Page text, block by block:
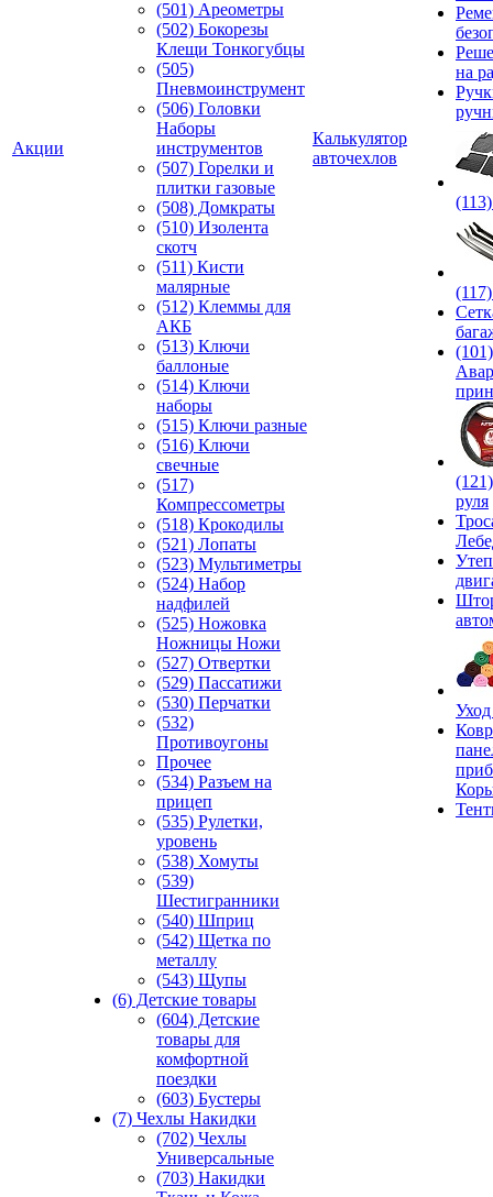
Акции
(501) Ареометры
(502) Бокорезы
Клещи Тонкогубцы
(505)
Пневмоинструмент
(506) Головки
Наборы
инструментов
(507) Горелки и
плитки газовые
(508) Домкраты
(510) Изолента
скотч
(511) Кисти
малярные
(512) Клеммы для
АКБ
(513) Ключи
баллоные
(514) Ключи
наборы
(515) Ключи разные
(516) Ключи
свечные
(517)
Компрессометры
(518) Крокодилы
(521) Лопаты
(523) Мультиметры
(524) Набор
надфилей
(525) Ножовка
Ножницы Ножи
(527) Отвертки
(529) Пассатижи
(530) Перчатки
(532)
Противоугоны
Прочее
(534) Разъем на
прицеп
(535) Рулетки,
уровень
(538) Хомуты
(539)
Шестигранники
(540) Шприц
(542) Щетка по
металлу
(543) Щупы
(6) Детские товары
(604) Детские
товары для
комфортной
поездки
(603) Бустеры
(7) Чехлы Накидки
(702) Чехлы
Универсальные
(703) Накидки
Калькулятор
авточехлов
на
(101)
руля
Уход